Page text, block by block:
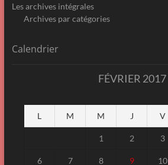
Les archives intégrales
Archives par catégories
Calendrier
FÉVRIER 2017
L M M J V
1 2 3
6 7 8 9 10